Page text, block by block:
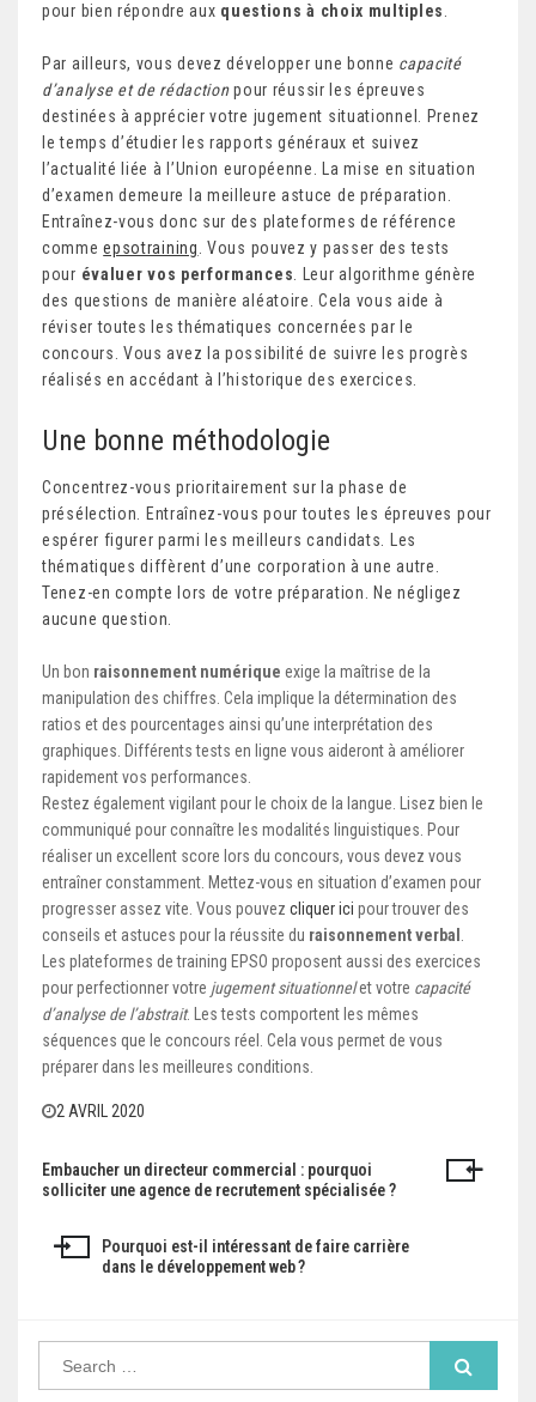
pour bien répondre aux questions à choix multiples.
Par ailleurs, vous devez développer une bonne capacité
d’analyse et de rédactionpour réussir les épreuves
destinées à apprécier votre jugement situationnel. Prenez
le temps d’étudier les rapports généraux et suivez
l’actualité liée à l’Union européenne. La mise en situation
d’examen demeure la meilleure astuce de préparation.
Entraînez-vous donc sur des plateformes de référence
commeepsotraining. Vous pouvez y passer des tests
pour évaluer vos performances. Leur algorithme génère
des questions de manière aléatoire. Cela vous aide à
réviser toutes les thématiques concernées par le
concours. Vous avez la possibilité de suivre les progrès
réalisés en accédant à l’historique des exercices.
Une bonne méthodologie
Concentrez-vous prioritairement sur la phase de
présélection. Entraînez-vous pour toutes les épreuves pour
espérer figurer parmi les meilleurs candidats. Les
thématiques diffèrent d’une corporation à une autre.
Tenez-en compte lors de votre préparation. Ne négligez
aucune question.
Un bon raisonnement numérique exige la maîtrise de la
manipulation des chiffres. Cela implique la détermination des
ratios et des pourcentages ainsi qu’une interprétation des
graphiques. Différents tests en ligne vous aideront à améliorer
rapidement vos performances.
Restez également vigilant pour le choix de la langue. Lisez bien le
communiqué pour connaître les modalités linguistiques. Pour
réaliser un excellent score lors du concours, vous devez vous
entraîner constamment. Mettez-vous en situation d’examen pour
progresser assez vite. Vous pouvez cliquer ici pour trouver des
conseils et astuces pour la réussite du raisonnement verbal .
Les plateformes de training EPSO proposent aussi des exercices
pour perfectionner votre jugement situationnelet votre capacité
d’analyse de l’abstrait. Les tests comportent les mêmes
séquences que le concours réel. Cela vous permet de vous
préparer dans les meilleures conditions.
2 AVRIL 2020
N
Embaucher un directeur commercial : pourquoi
solliciter une agence de recrutement spécialisée ?
Pourquoi est-il intéressant de faire carrière
dans le développement web ?
a